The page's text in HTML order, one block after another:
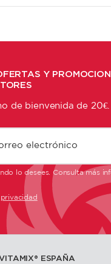
Y
de bienvenida de 20€.
lo desees. Consulta más
ESPAÑA